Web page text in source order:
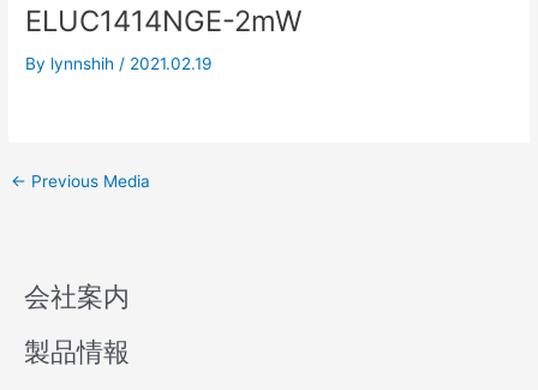
ELUC1414NGE-2mW
By lynnshih / 2021.02.19
navigation
← Previous Media
会社案内
製品情報